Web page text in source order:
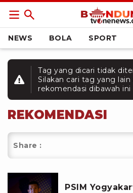
NEWS BOLA SPORT
Tag yang dicari tidak
Silakan cari tag yang
rekomendasi dibawah ini
REKOMENDASI
Share :
PSIM